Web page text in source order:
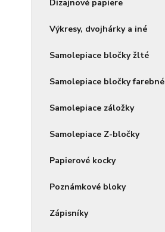
Dizajnové papiere
Výkresy, dvojhárky a iné
Samolepiace bločky žlté
Samolepiace bločky farebné
Samolepiace záložky
Samolepiace Z-bločky
Papierové kocky
Poznámkové bloky
Zápisníky